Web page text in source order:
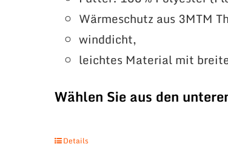
Wärmeschutz aus 3MTM
winddicht,
leichtes Material mit
Wählen Sie aus den
Details